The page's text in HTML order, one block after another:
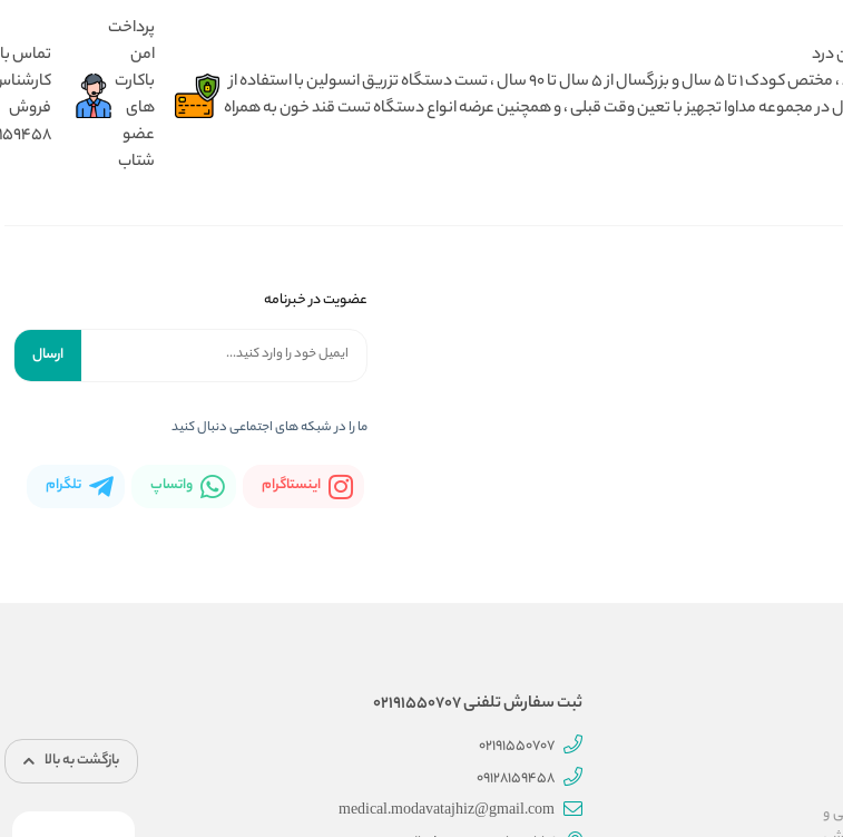
درد
دستگاه تزریق انسولین بدون درد ، مختص کودک ۱ تا ۵ سال و بزرگسال از ۵ سال تا ۹۰ سال ، تست دستگاه تزریق انسولین با استفاده از
در مجموعه مداوا تجهیز با تعین وقت قبلی ، و همچنین عرضه انواع دستگاه تست قند خون به همراه
پرداخت
امن
باکارت
های
عضو
شتاب
تماس با
فروش
عضویت در خبرنامه
ارسال
ما را در شبکه های اجتماعی دنبال کنید
اینستاگرام واتساپ تلگرام
و
ثبت سفارش تلفنی 02191550707
02191550707
09128159458
medical.modavatajhiz@gmail.com
بازگشت به بالا